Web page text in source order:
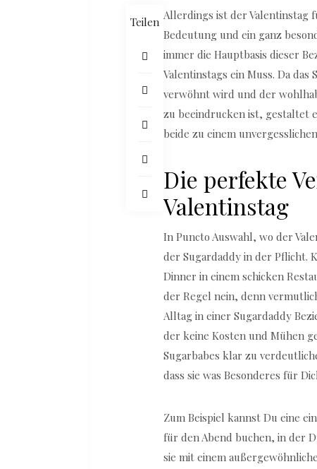
Teilen Allerdings ist der Valentinstag
Bedeutung und ein ganz
immer die Hauptbasis dieser
Valentinstags ein Muss. Da das
verwöhnt wird und der
zu beeindrucken ist, gestaltet
beide zu einem
Die perfekte
Valentinstag
In Puncto Auswahl, wo der
der Sugardaddy in der Pflicht.
Dinner in einem schicken
der Regel nein, denn
Alltag in einer Sugardaddy
der keine Kosten und Mühen
Sugarbabes klar zu
dass sie was Besonderes für
Zum Beispiel kannst Du eine
für den Abend buchen, in der
sie mit einem